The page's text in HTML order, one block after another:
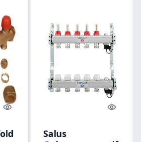
Quick look Quick
Salus